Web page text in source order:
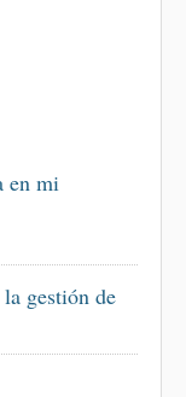
en mi
gestión de